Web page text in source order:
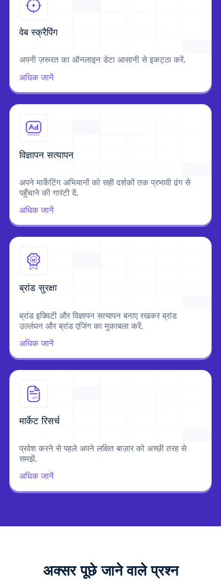
वेब स्क्रैपिंग
अपनी ज़रूरत का ऑनलाइन डेटा आसानी से इकट्ठा करें.
अधिक जानें
विज्ञापन सत्यापन
अपने मार्केटिंग अभियानों को सही दर्शकों तक प्रभावी ढंग से
पहुँचाने की गारंटी दें.
अधिक जानें
ब्रांड सुरक्षा
ब्रांड इक्विटी और विज्ञापन सत्यापन बनाए रखकर ब्रांड
उल्लंघन और ब्रांड एजिंग का मुकाबला करें.
अधिक जानें
मार्केट रिसर्च
प्रवेश करने से पहले अपने लक्षित बाज़ार को अच्छी तरह से
समझें.
अधिक जानें
अक्सर पूछे जाने वाले प्रश्न